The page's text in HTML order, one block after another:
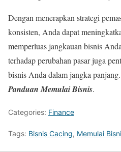
Dengan menerapkan strategi
konsisten, Anda dapat
memperluas jangkauan bisnis
terhadap perubahan pasar juga
bisnis Anda dalam jangka
Panduan Memulai Bisnis.
Categories: Finance
Tags: Bisnis Cacing, Memulai